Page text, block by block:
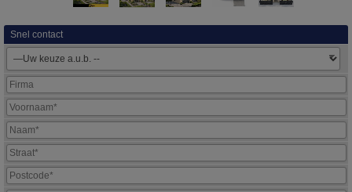
Snel contact